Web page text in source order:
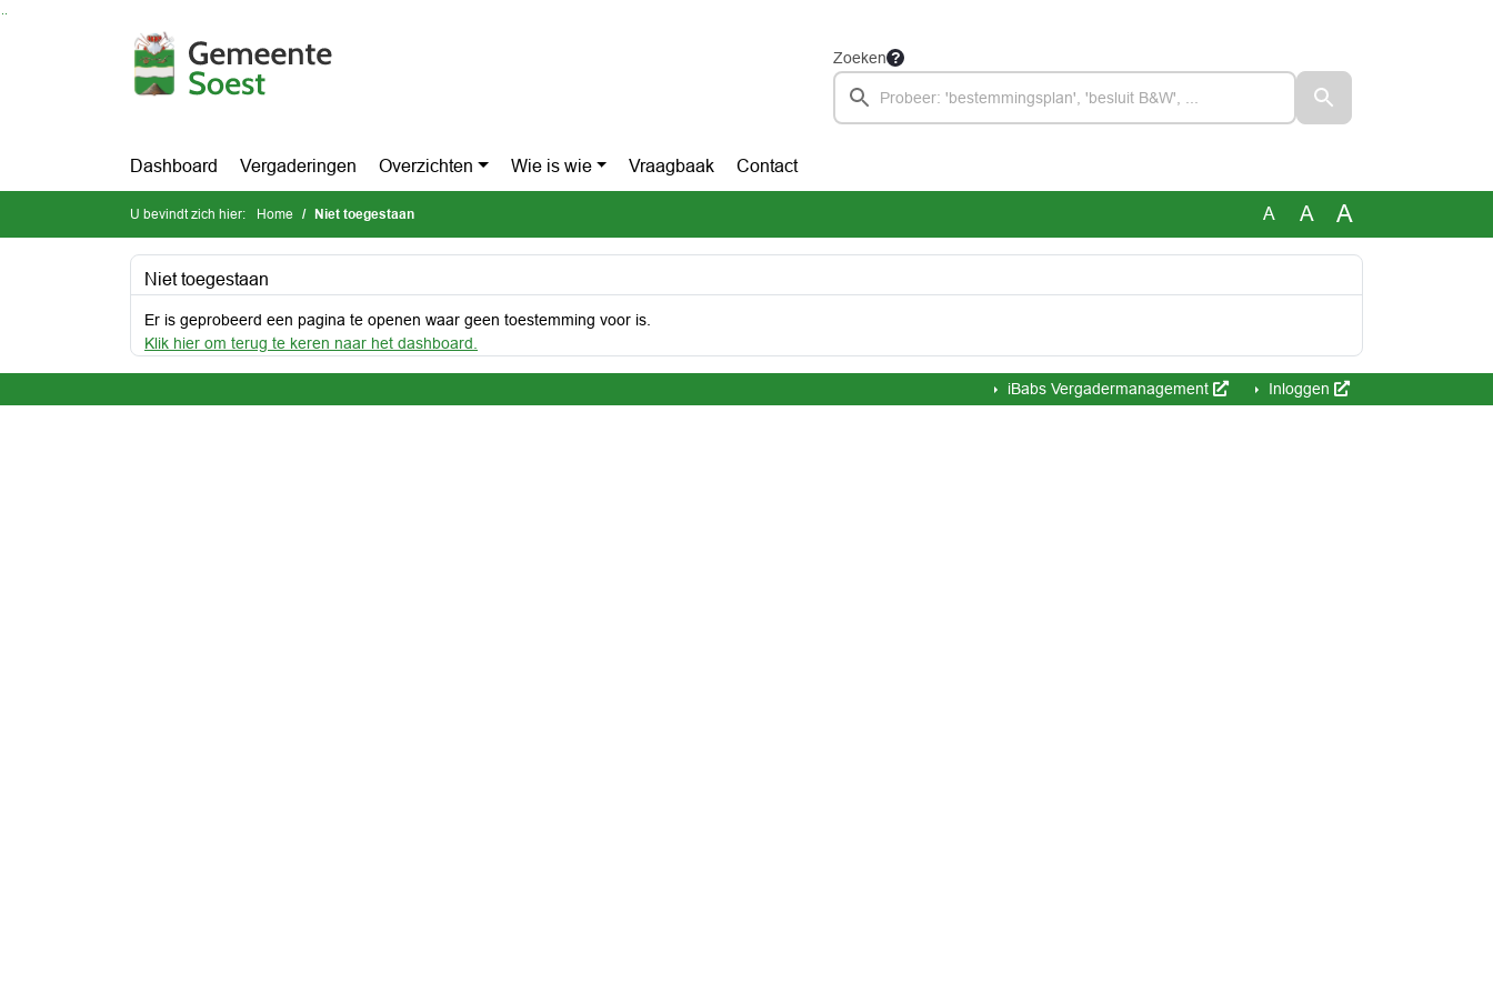
Zoeken
Dashboard Vergaderingen Overzichten Wie is wie Vraagbaak Contact
U bevindt zich hier: Home Niet toegestaan A A A
Niet toegestaan
Er is geprobeerd een pagina te openen waar geen toestemming voor is.
Klik hier om terug te keren naar het dashboard.
iBabs Vergadermanagement Inloggen